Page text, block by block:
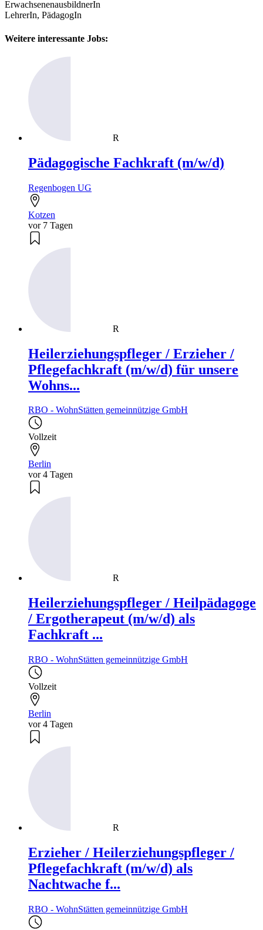
ErwachsenenausbildnerIn
LehrerIn, PädagogIn
Weitere interessante Jobs:
R
Pädagogische Fachkraft (m/w/d)
Regenbogen UG
Kotzen
vor 7 Tagen
R
Heilerziehungspfleger / Erzieher /
Pflegefachkraft (m/w/d) für unsere
Wohns...
RBO - WohnStätten gemeinnützige GmbH
Vollzeit
Berlin
vor 4 Tagen
R
Heilerziehungspfleger / Heilpädagoge
/ Ergotherapeut (m/w/d) als
Fachkraft ...
RBO - WohnStätten gemeinnützige GmbH
Vollzeit
Berlin
vor 4 Tagen
R
Erzieher / Heilerziehungspfleger /
Pflegefachkraft (m/w/d) als
Nachtwache f...
RBO - WohnStätten gemeinnützige GmbH